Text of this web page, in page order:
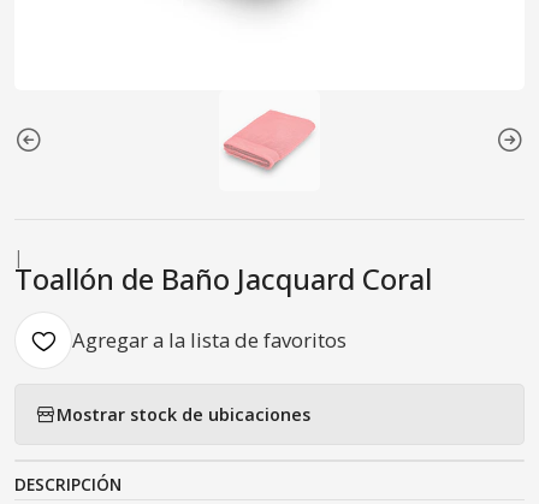
|
Toallón de Baño Jacquard Coral
Agregar a la lista de favoritos
Mostrar stock de ubicaciones
DESCRIPCIÓN